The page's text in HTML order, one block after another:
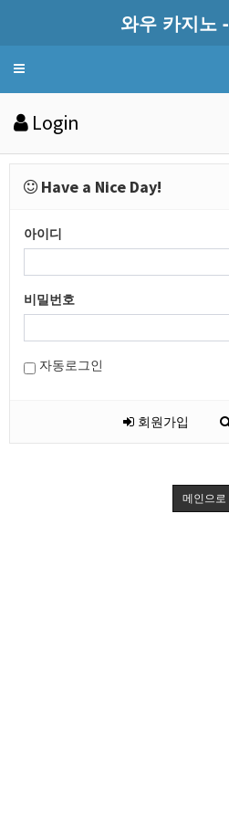
와우 카지노 -
Toggle
Login
Have a Nice Day!
아이디
비밀번호
자동로그인
회원가입
메인으로